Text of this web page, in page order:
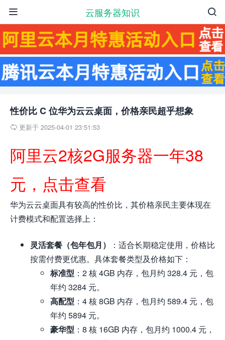
云服务器知识 

性价比 C 位华为云云桌面，价格亲民超乎想象
 更新于 2025-04-01 23:51:53
阿里云2核2G服务器一年38
元，点击查看
华为云云桌面具有较高的性价比，其价格亲民主要体现在
计费模式和配置选择上：
灵活套餐（包年包月）
：适合长期稳定使用，价格比
按需付费更优惠。具体套餐类型及价格如下：
标准型 ：2 核 4GB 内存，包月约 328.4 元，包
年约 3284 元。
高配型 ：4 核 8GB 内存，包月约 589.4 元，包
年约 5894 元。
豪华型 ：8 核 16GB 内存，包月约 1000.4 元，